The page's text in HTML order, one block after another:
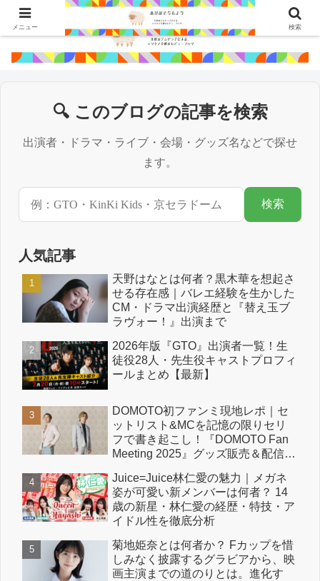
🔍 このブログの記事を検索
出演者・ドラマ・ライブ・会場・グッズ名などで探せ
ます。
検索
人気記事
天野はなとは何者？黒木華を想起さ
せる存在感｜バレエ経験を生かした
CM・ドラマ出演経歴と『替え玉ブ
ラヴォー！』出演まで
2026年版『GTO』出演者一覧！生
徒役28人・先生役キャストプロフィ
ールまとめ【最新】
DOMOTO初ファンミ現地レポ｜セ
ットリスト&MCを記憶の限りセリ
フで書き起こし！『DOMOTO Fan
Meeting 2025』グッズ販売＆配信情
Juice=Juice林仁愛の魅力｜メガネ
姿が可愛い新メンバーは何者？ 14
歳の新星・林仁愛の経歴・特技・ア
イドル性を徹底分析
菊地姫奈とは何者か？ Fカップを惜
しみなく披露するグラビアから、映
画主演までの道のりとは。進化す
メニュー 検索